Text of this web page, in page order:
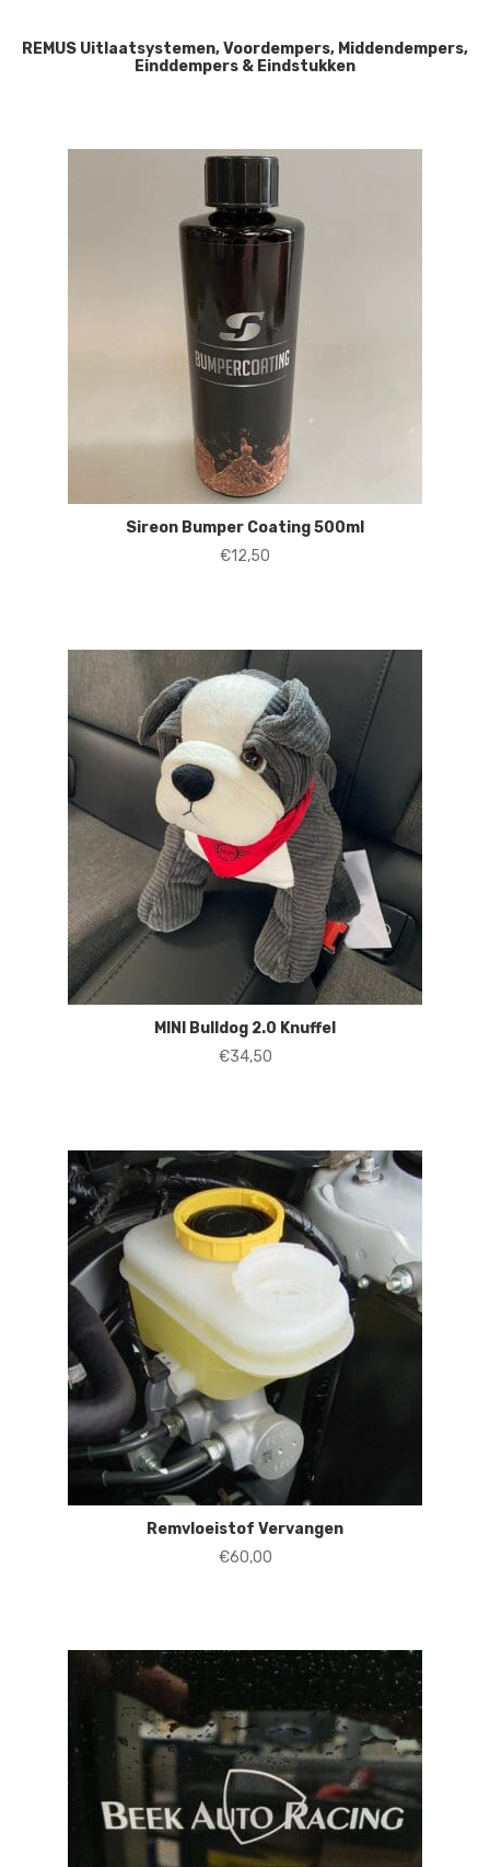
REMUS Uitlaatsystemen, Voordempers, Middendempers,
Einddempers & Eindstukken
Sireon Bumper Coating 500ml
€12,50
MINI Bulldog 2.0 Knuffel
€34,50
Remvloeistof Vervangen
€60,00